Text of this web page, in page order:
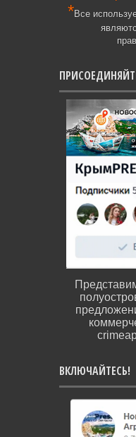
*Все
ВКЛЮЧАЙТЕСЬ!